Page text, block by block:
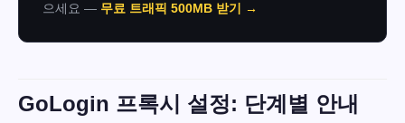
으세요 — 무료 트래픽 500MB 받기 →
GoLogin 프록시 설정: 단계별 안내